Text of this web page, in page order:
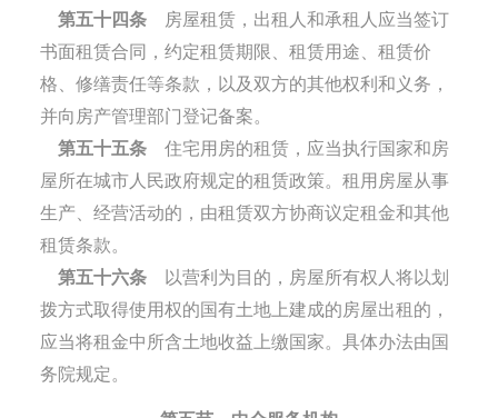
第五十四条房屋租赁，出租人和承租人应当签订
书面租赁合同，约定租赁期限、租赁用途、租赁价
格、修缮责任等条款，以及双方的其他权利和义务，
并向房产管理部门登记备案。
第五十五条住宅用房的租赁，应当执行国家和房
屋所在城市人民政府规定的租赁政策。租用房屋从事
生产、经营活动的，由租赁双方协商议定租金和其他
租赁条款。
第五十六条以营利为目的，房屋所有权人将以划
拨方式取得使用权的国有土地上建成的房屋出租的，
应当将租金中所含土地收益上缴国家。具体办法由国
务院规定。